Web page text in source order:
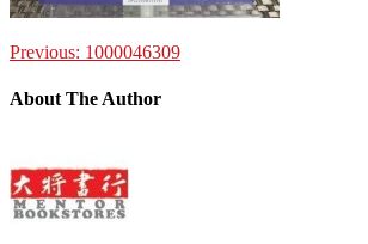
Previous: 1000046309
About The Author